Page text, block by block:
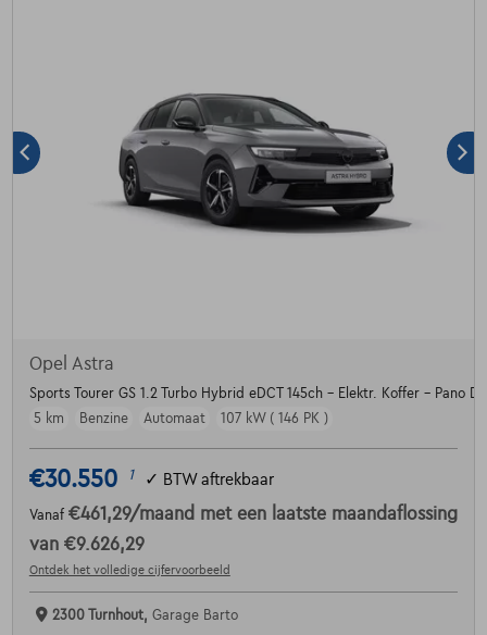
Opel Astra
Sports Tourer GS 1.2 Turbo Hybrid eDCT 145ch - Elektr. Koffer - Pano
5 km
Benzine Automaat 107 kW ( 146 PK )
€30.550 1 ✓ BTW aftrekbaar
Vanaf €461,29/maand met een laatste maandaflossing
van €9.626,29
Ontdek het volledige cijfervoorbeeld
2300 Turnhout, Garage Barto